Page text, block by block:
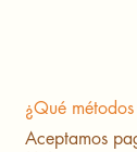
¿Qué
Aceptamos